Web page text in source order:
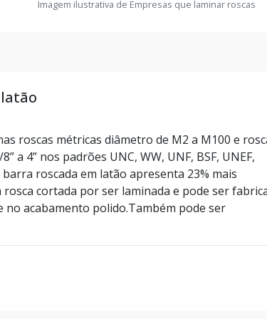
Imagem ilustrativa de Empresas que laminar roscas
roscas métricas diâmetro de M2 a M100 e
a 4” nos padrões UNC, WW, UNF, BSF, UNEF,
roscada em latão apresenta 23% mais
rosca cortada por ser laminada e pode ser
no acabamento polido.Também pode ser